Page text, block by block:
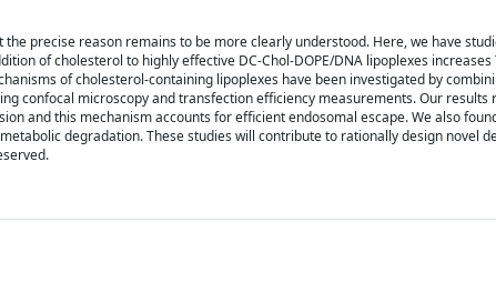
precise reason remains to be more clearly understood. Here, we have
of cholesterol to highly effective DC-Chol-DOPE/DNA lipoplexes increases
of cholesterol-containing lipoplexes have been investigated by
confocal microscopy and transfection efficiency measurements. Our results
and this mechanism accounts for efficient endosomal escape. We also
degradation. These studies will contribute to rationally design novel